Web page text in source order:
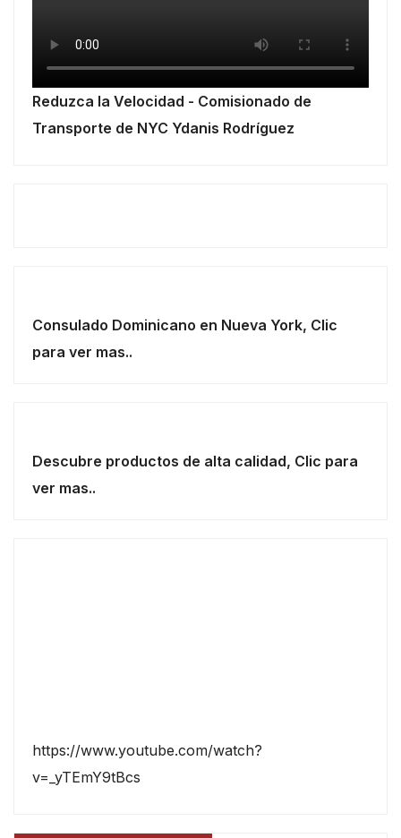
Reduzca la Velocidad - Comisionado de
Transporte de NYC Ydanis Rodríguez
Consulado Dominicano en Nueva York, Clic
para ver mas..
Descubre productos de alta calidad, Clic para
ver mas..
https://www.youtube.com/watch?
v=_yTEmY9tBcs